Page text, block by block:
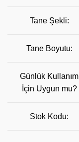
Tane Şekli:
Tane Boyutu:
Günlük Kullanım
İçin Uygun mu?
Stok Kodu: